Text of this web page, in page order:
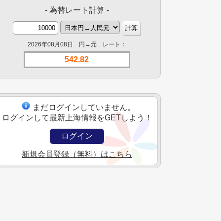
- 為替レート計算 -
2026年08月08日 円→元 レート：
542.82
まだログインしていません。
ログインして最新上海情報をGETしよう！
ログイン
新規会員登録（無料）はこちら